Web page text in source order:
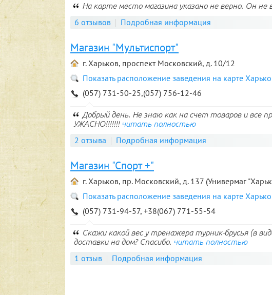
На карте место магазина указано не верно. Он не
6 отзывов Подробная информация
Магазин "Мультиспорт"
г. Харьков, проспект Московский, д. 10/12
Показать расположение заведения на карте
(057) 731-50-25,(057) 756-12-46
Добрый день. Не знаю как на счет товаров и все
УЖАСНО!!!!!!! читать полностью
2 отзыва Подробная информация
Магазин "Спорт +"
г. Харьков, пр. Московский, д. 137 (Универмаг
Показать расположение заведения на карте
(057) 731-94-57, +38(067) 771-55-54
Скажи какой вес у тренажера турник-брусья (в
доставки на дом? Спасибо. читать полностью
1 отзыв Подробная информация